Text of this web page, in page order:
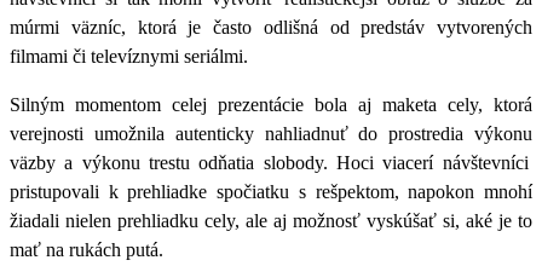
múrmi väzníc, ktorá je často odlišná od predstáv vytvorených
filmami či televíznymi seriálmi.
Silným momentom celej prezentácie bola aj maketa cely, ktorá
verejnosti umožnila autenticky nahliadnuť do prostredia výkonu
väzby a výkonu trestu odňatia slobody. Hoci viacerí návštevníci
pristupovali k prehliadke spočiatku s rešpektom, napokon mnohí
žiadali nielen prehliadku cely, ale aj možnosť vyskúšať si, aké je to
mať na rukách putá.